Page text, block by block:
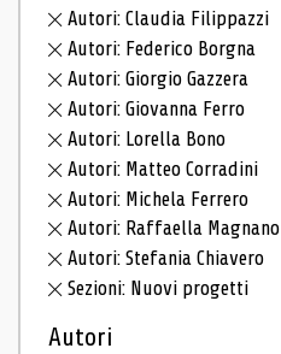
Autori: Claudia Filippazzi
Autori: Federico Borgna
Autori: Giorgio Gazzera
Autori: Giovanna Ferro
Autori: Lorella Bono
Autori: Matteo Corradini
Autori: Michela Ferrero
Autori: Raffaella Magnano
Autori: Stefania Chiavero
Sezioni: Nuovi progetti
Autori